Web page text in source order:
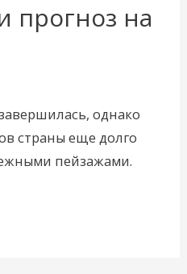
прогноз на
однако
страны еще долго
пейзажами.